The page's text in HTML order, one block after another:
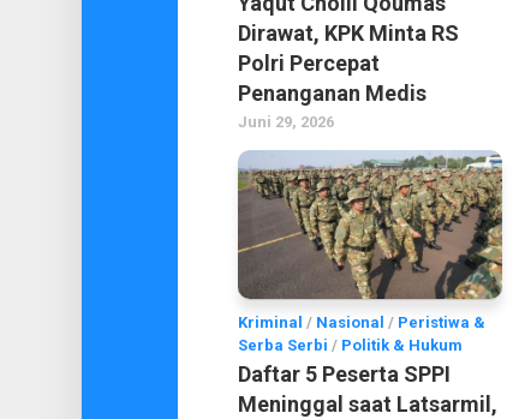
Dirawat, KPK Minta RS
Polri Percepat
Penanganan Medis
Juni 29, 2026
Kriminal / Nasional / Peristiwa &
Serba Serbi / Politik & Hukum
Daftar 5 Peserta SPPI
Meninggal saat Latsarmil,